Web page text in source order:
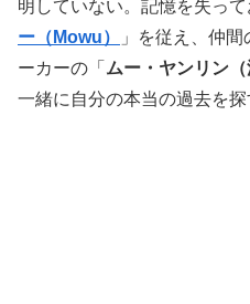
明していない。記憶を失っ
ー（Mowu）
」を従え、仲
ーカーの「 ムー・ヤンリン
一緒に自分の本当の過去を探